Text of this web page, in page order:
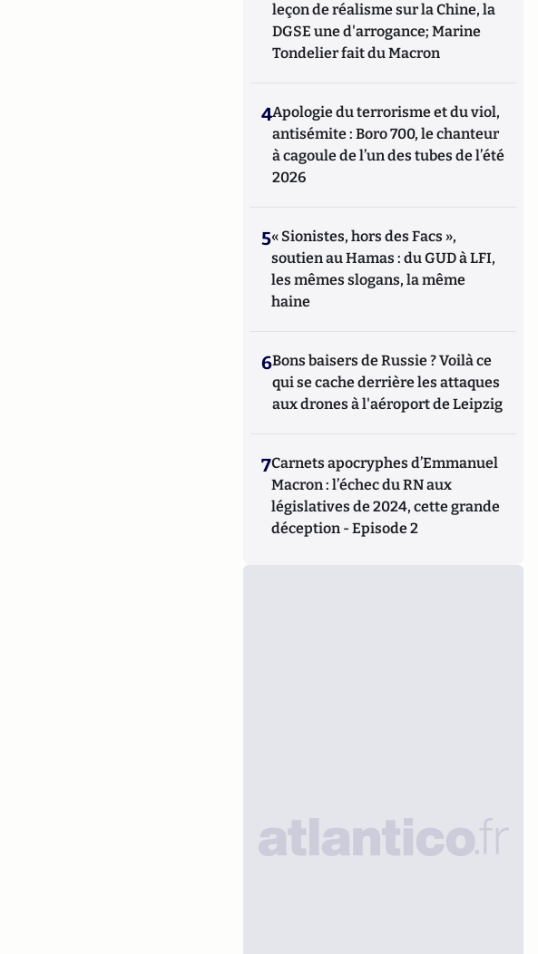
leçon de réalisme sur la Chine, la
DGSE une d'arrogance; Marine
Tondelier fait du Macron
4Apologie du terrorisme et du viol,
antisémite : Boro 700, le chanteur
à cagoule de l’un des tubes de l’été
2026
5« Sionistes, hors des Facs »,
soutien au Hamas : du GUD à LFI,
les mêmes slogans, la même
haine
6Bons baisers de Russie ? Voilà ce
qui se cache derrière les attaques
aux drones à l'aéroport de Leipzig
7Carnets apocryphes d’Emmanuel
Macron : l’échec du RN aux
législatives de 2024, cette grande
déception - Episode 2